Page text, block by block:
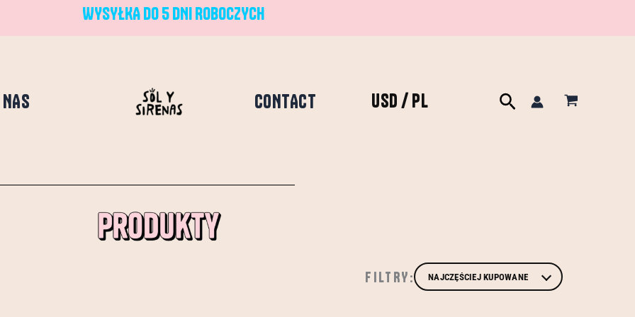
WYSYŁKA DO 5 DNI ROBOCZYCH
CONTACT USD / PL Szukaj
FILTRY: